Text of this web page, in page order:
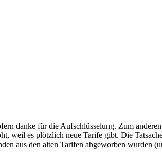
danke für die Aufschlüsselung. Zum
es plötzlich neue Tarife gibt. Die
aus den alten Tarifen abgeworben wurden